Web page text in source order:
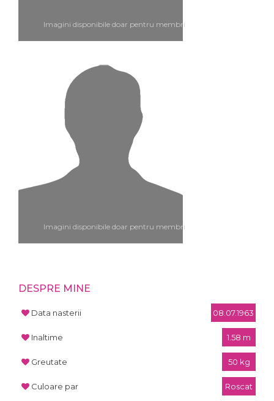
Imagini disponibile doar pentru membri
Imagini disponibile doar pentru membri
DESPRE MINE
Data nasterii 08.07.1963
Inaltime 1.58 m
Greutate 50 kg
Culoare par Roscat